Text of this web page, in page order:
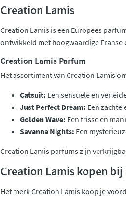
Creation Lamis
Creation Lamis is een Europees
ontwikkeld met hoogwaardige
Creation Lamis Parfum
Het assortiment van Creation Lamis
Catsuit: Een sensuele en
Just Perfect Dream: Een
Golden Wave: Een frisse en
Savanna Nights: Een
Creation Lamis parfums zijn
Creation Lamis kopen bij
Het merk Creation Lamis koop je